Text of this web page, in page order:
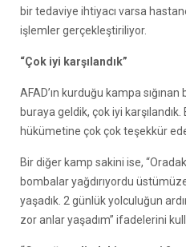
bir tedaviye ihtiyacı varsa
işlemler gerçekleştiriliyor.
“Çok iyi karşılandık”
AFAD’ın kurduğu kampa sığınan
buraya geldik, çok iyi
hükümetine çok çok teşekkür
Bir diğer kamp sakini ise,
bombalar yağdırıyordu
yaşadık. 2 günlük yolculuğun
zor anlar yaşadım” ifadelerini